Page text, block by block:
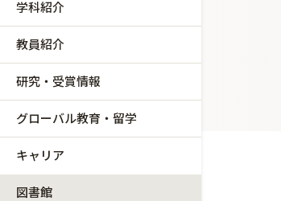
学科紹介
教員紹介
研究・受賞情報
グローバル教育・留学
キャリア
図書館